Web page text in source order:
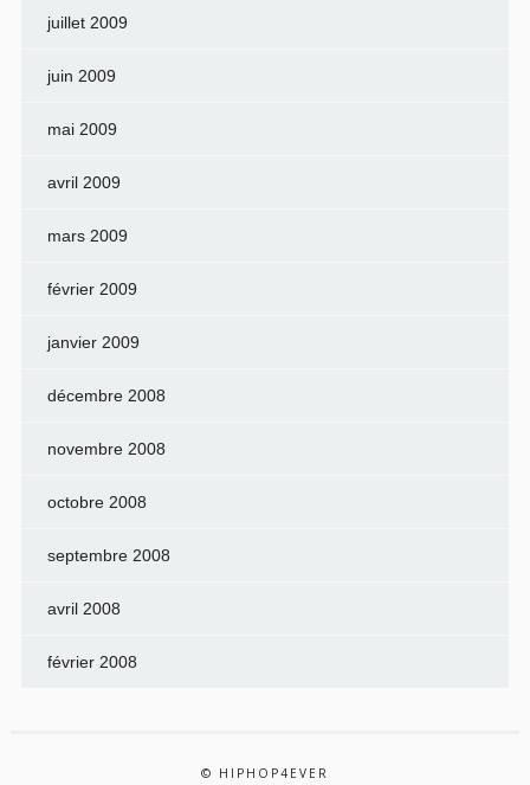
juillet 2009
juin 2009
mai 2009
avril 2009
mars 2009
février 2009
janvier 2009
décembre 2008
novembre 2008
octobre 2008
septembre 2008
avril 2008
février 2008
© HIPHOP4EVER